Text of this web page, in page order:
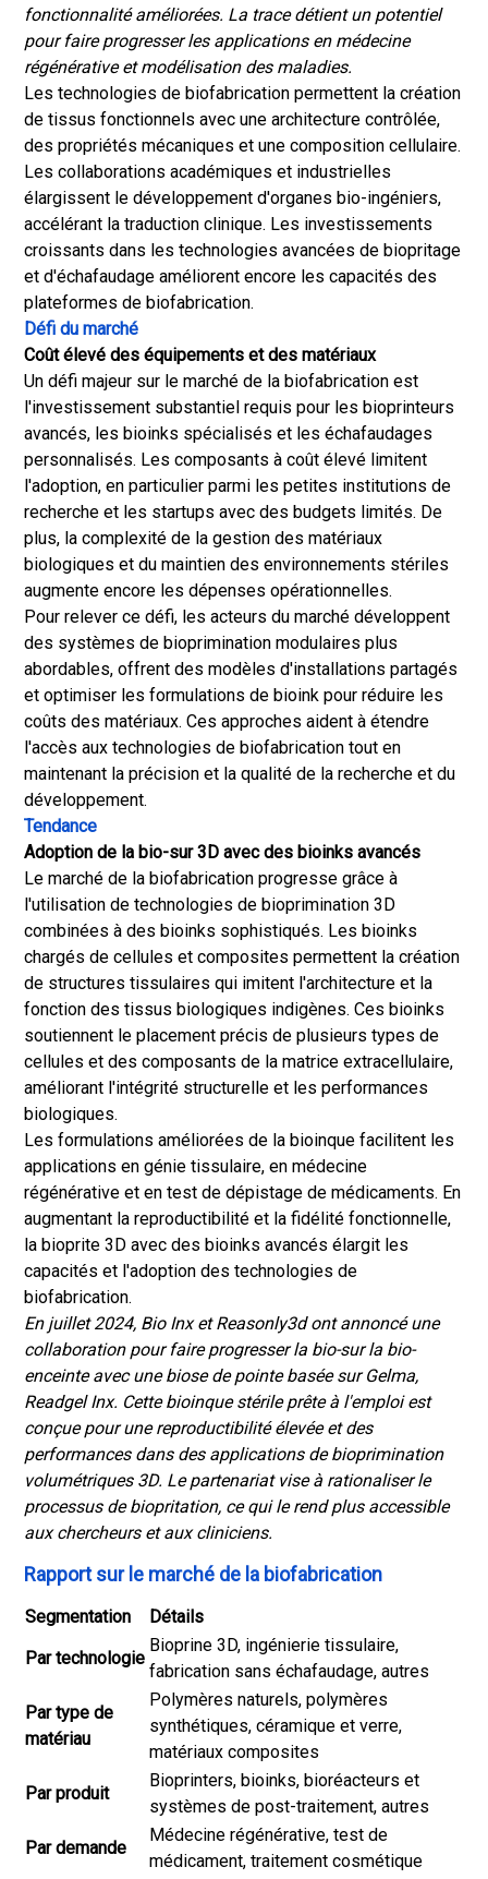
fonctionnalité améliorées. La trace détient un potentiel
pour faire progresser les applications en médecine
régénérative et modélisation des maladies.
Les technologies de biofabrication permettent la création
de tissus fonctionnels avec une architecture contrôlée,
des propriétés mécaniques et une composition cellulaire.
Les collaborations académiques et industrielles
élargissent le développement d'organes bio-ingéniers,
accélérant la traduction clinique. Les investissements
croissants dans les technologies avancées de biopritage
et d'échafaudage améliorent encore les capacités des
plateformes de biofabrication.
Défi du marché
Coût élevé des équipements et des matériaux
Un défi majeur sur le marché de la biofabrication est
l'investissement substantiel requis pour les bioprinteurs
avancés, les bioinks spécialisés et les échafaudages
personnalisés. Les composants à coût élevé limitent
l'adoption, en particulier parmi les petites institutions de
recherche et les startups avec des budgets limités. De
plus, la complexité de la gestion des matériaux
biologiques et du maintien des environnements stériles
augmente encore les dépenses opérationnelles.
Pour relever ce défi, les acteurs du marché développent
des systèmes de bioprimination modulaires plus
abordables, offrent des modèles d'installations partagés
et optimiser les formulations de bioink pour réduire les
coûts des matériaux. Ces approches aident à étendre
l'accès aux technologies de biofabrication tout en
maintenant la précision et la qualité de la recherche et du
développement.
Tendance
Adoption de la bio-sur 3D avec des bioinks avancés
Le marché de la biofabrication progresse grâce à
l'utilisation de technologies de bioprimination 3D
combinées à des bioinks sophistiqués. Les bioinks
chargés de cellules et composites permettent la création
de structures tissulaires qui imitent l'architecture et la
fonction des tissus biologiques indigènes. Ces bioinks
soutiennent le placement précis de plusieurs types de
cellules et des composants de la matrice extracellulaire,
améliorant l'intégrité structurelle et les performances
biologiques.
Les formulations améliorées de la bioinque facilitent les
applications en génie tissulaire, en médecine
régénérative et en test de dépistage de médicaments. En
augmentant la reproductibilité et la fidélité fonctionnelle,
la bioprite 3D avec des bioinks avancés élargit les
capacités et l'adoption des technologies de
biofabrication.
En juillet 2024, Bio Inx et Reasonly3d ont annoncé une
collaboration pour faire progresser la bio-sur la bio-
enceinte avec une biose de pointe basée sur Gelma,
Readgel Inx. Cette bioinque stérile prête à l'emploi est
conçue pour une reproductibilité élevée et des
performances dans des applications de bioprimination
volumétriques 3D. Le partenariat vise à rationaliser le
processus de biopritation, ce qui le rend plus accessible
aux chercheurs et aux cliniciens.
Rapport sur le marché de la biofabrication
Segmentation
Détails
Par technologie
Bioprine 3D, ingénierie tissulaire,
fabrication sans échafaudage, autres
Par type de
matériau
Polymères naturels, polymères
synthétiques, céramique et verre,
matériaux composites
Par produit
Bioprinters, bioinks, bioréacteurs et
systèmes de post-traitement, autres
Par demande
Médecine régénérative, test de
médicament, traitement cosmétique